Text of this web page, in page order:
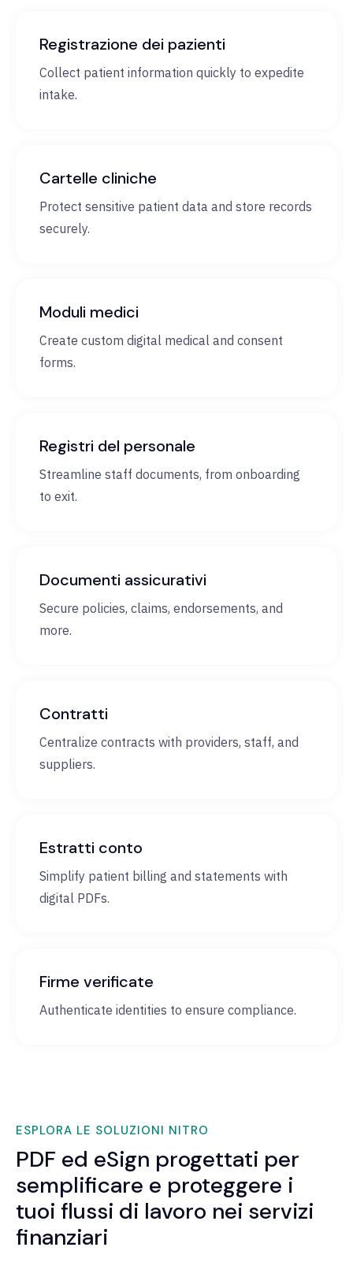
Registrazione dei pazienti
Collect patient information quickly to expedite
intake.
Cartelle cliniche
Protect sensitive patient data and store records
securely.
Moduli medici
Create custom digital medical and consent
forms.
Registri del personale
Streamline staff documents, from onboarding
to exit.
Documenti assicurativi
Secure policies, claims, endorsements, and
more.
Contratti
Centralize contracts with providers, staff, and
suppliers.
Estratti conto
Simplify patient billing and statements with
digital PDFs.
Firme verificate
Authenticate identities to ensure compliance.
ESPLORA LE SOLUZIONI NITRO
PDF ed eSign progettati per
semplificare e proteggere i
tuoi flussi di lavoro nei servizi
finanziari